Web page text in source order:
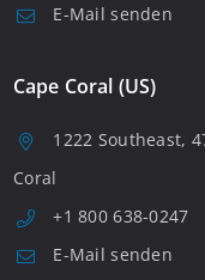
E-Mail senden
Cape Coral (US)
1222 Southeast,
Coral
+1 800 638-0247
E-Mail senden